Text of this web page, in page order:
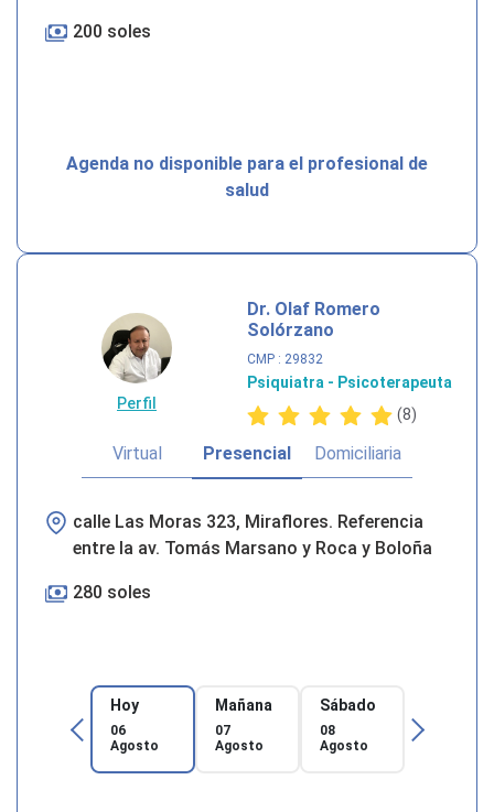
200 soles
Agenda no disponible para el profesional de
salud
Perfil
Dr. Olaf Romero
Solórzano
CMP : 29832
Psiquiatra - Psicoterapeuta
(8)
Virtual Presencial Domiciliaria
calle Las Moras 323, Miraflores. Referencia
entre la av. Tomás Marsano y Roca y Boloña
280 soles
Hoy
06
Agosto
Mañana
07
Agosto
Sábado
08
Agosto